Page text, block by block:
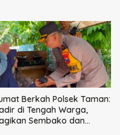
Berkah Polsek Taman:
di Tengah Warga,
Sembako dan